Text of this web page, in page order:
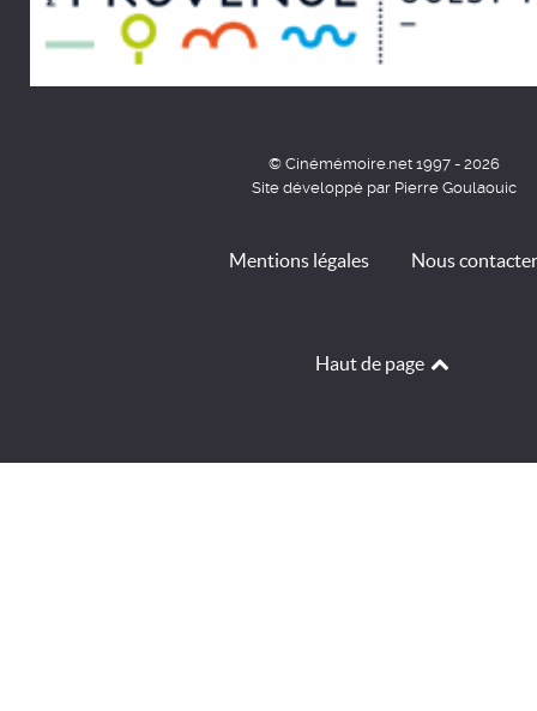
© Cinémémoire.net 1997 - 2026
Site développé par Pierre Goulaouic
Mentions légales Nous contacter
Haut de page